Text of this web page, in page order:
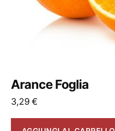
Arance Foglia
3,29€